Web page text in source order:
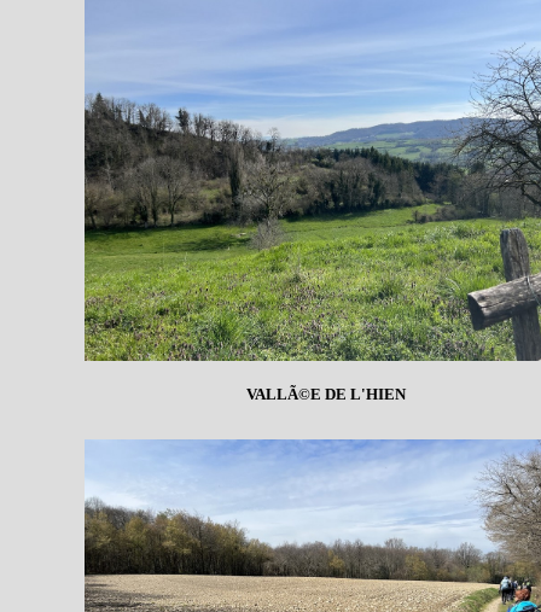
VALLÃ©E DE L'HIEN